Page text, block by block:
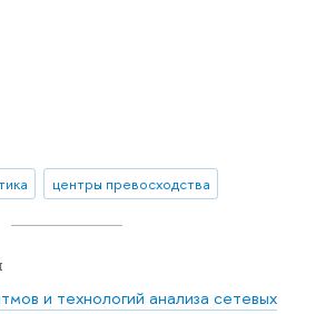
центры превосходства
и технологий анализа сетевых